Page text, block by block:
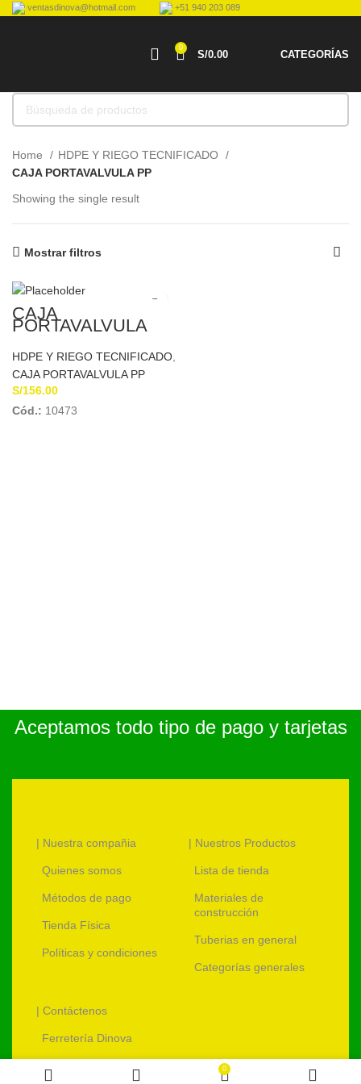
ventasdinova@hotmail.com +51 940 203 089
0
S/0.00 CATEGORÍAS
Home
HDPE Y RIEGO TECNIFICADO
CAJA PORTAVALVULA PP
Showing the single result
Mostrar filtros
CAJA
PORTAVALVULA
RECTANGULAR PP
6450X30 CM
PIMTAS
HDPE Y RIEGO TECNIFICADO,
CAJA PORTAVALVULA PP
S/156.00
Cód.: 10473
Aceptamos todo tipo de pago y tarjetas
| Nuestra compañia
Quienes somos
Métodos de pago
Tienda Física
Políticas y condiciones
| Nuestros Productos
Lista de tienda
Materiales de
construcción
Tuberias en general
Categorías generales
| Contáctenos
Ferretería Dinova
0